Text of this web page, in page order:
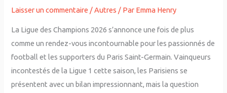
Laisser un commentaire /Autres / Par Emma Henry
La Ligue des Champions 2026 s’annonce une fois de plus
comme un rendez-vous incontournable pour les passionnés de
football et les supporters du Paris Saint-Germain. Vainqueurs
incontestés de la Ligue 1 cette saison, les Parisiens se
présentent avec un bilan impressionnant, mais la question